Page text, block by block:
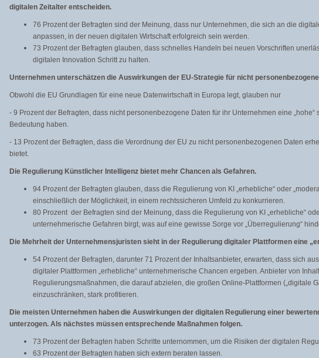
digitalen Zeitalter entscheiden.
76 Prozent der Befragten sind der Meinung, dass nur Unternehmen, die sich an die
anpassen, in der neuen digitalen Wirtschaft erfolgreich sein werden.
73 Prozent der Befragten glauben, dass schnelles Handeln bei neuen Vorschriften
digitalen Innovation Schritt zu halten.
Unternehmen unterschätzen die Auswirkungen der EU-Strategie für nicht
Obwohl die EU Grundlagen für eine neue Datenwirtschaft in Europa legt, glauben nur
- 9 Prozent der Befragten, dass nicht personenbezogene Daten für ihr Unternehmen eine „hohe“
Bedeutung haben.
- 13 Prozent der Befragten, dass die Verordnung der EU zu nicht personenbezogenen Daten
bietet.
Die Regulierung Künstlicher Intelligenz bietet mehr Chancen als Gefahren.
94 Prozent der Befragten glauben, dass die Regulierung von KI „erhebliche“ oder
einschließlich der Möglichkeit, in einem rechtssicheren Umfeld zu konkurrieren.
80 Prozent der Befragten sind der Meinung, dass die Regulierung von KI „erhebliche“
unternehmerische Gefahren birgt, was auf eine gewisse Sorge vor „Überregulierung“
Die Mehrheit der Unternehmensjuristen sieht in der Regulierung digitaler Plattformen eine
54 Prozent der Befragten, darunter 71 Prozent der Inhaltsanbieter, erwarten, dass sich
digitaler Plattformen „erhebliche“ unternehmerische Chancen ergeben. Anbieter von
Regulierungsmaßnahmen, die darauf abzielen, die großen Online-Plattformen („digitale
einzuschränken, stark profitieren.
Die meisten Unternehmen haben die Auswirkungen der digitalen Regulierung einer
unterzogen. Als nächstes müssen entsprechende Maßnahmen folgen.
73 Prozent der Befragten haben Schritte unternommen, um die Risiken der digitalen
63 Prozent der Befragten haben sich extern beraten lassen.